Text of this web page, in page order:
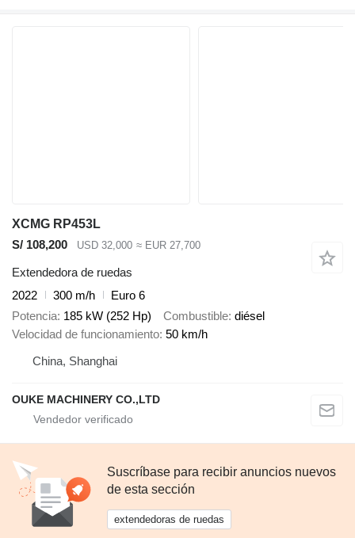
XCMG RP453L
S/ 108,200
USD 32,000 ≈ EUR 27,700
Extendedora de ruedas
2022
300 m/h
Euro 6
Potencia 185 kW (252 Hp) Combustible diésel
Velocidad de funcionamiento 50 km/h
China, Shanghai
OUKE MACHINERY CO.,LTD
Suscríbase para recibir anuncios nuevos
de esta sección
extendedoras de ruedas